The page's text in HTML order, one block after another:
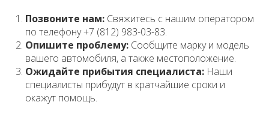
Позвоните нам: Свяжитесь с нашим оператором
по телефону +7 (812) 983-03-83.
Опишите проблему: Сообщите марку и модель
вашего автомобиля, а также местоположение.
Ожидайте прибытия специалиста: Наши
специалисты прибудут в кратчайшие сроки и
окажут помощь.